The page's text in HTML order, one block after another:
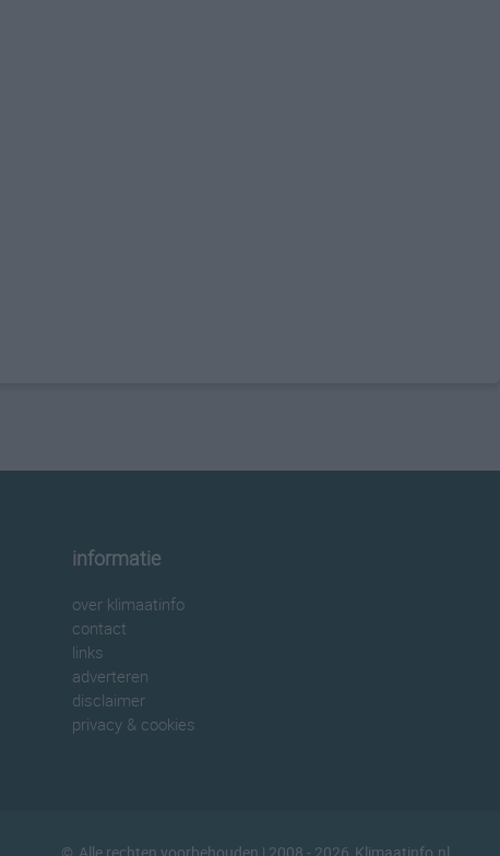
informatie
over klimaatinfo
contact
links
adverteren
disclaimer
privacy & cookies
© Alle rechten voorbehouden | 2008 - 2026 Klimaatinfo.nl